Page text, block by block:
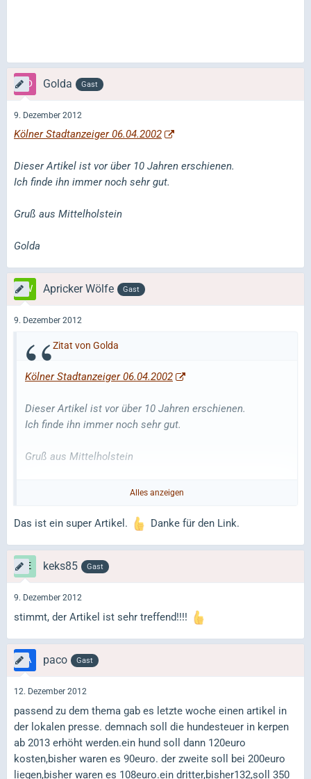
Golda Gast
9. Dezember 2012
Kölner Stadtanzeiger 06.04.2002
Dieser Artikel ist vor über 10 Jahren erschienen.
Ich finde ihn immer noch sehr gut.
Gruß aus Mittelholstein
Golda
Apricker Wölfe Gast
9. Dezember 2012
Zitat von Golda
Kölner Stadtanzeiger 06.04.2002
Dieser Artikel ist vor über 10 Jahren erschienen.
Ich finde ihn immer noch sehr gut.
Gruß aus Mittelholstein
Alles anzeigen
Das ist ein super Artikel. Danke für den Link.
keks85 Gast
9. Dezember 2012
stimmt, der Artikel ist sehr treffend!!!!
paco Gast
12. Dezember 2012
passend zu dem thema gab es letzte woche einen artikel in
der lokalen presse. demnach soll die hundesteuer in kerpen
ab 2013 erhöht werden.ein hund soll dann 120euro
kosten,bisher waren es 90euro. der zweite soll bei 200euro
liegen,bisher waren es 108euro.ein dritter,bisher132,soll 350